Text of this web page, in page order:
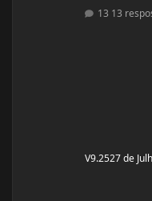
cirurgias: Frequentemente tenho hipoglicemia oque faz
13
V9.2527 de